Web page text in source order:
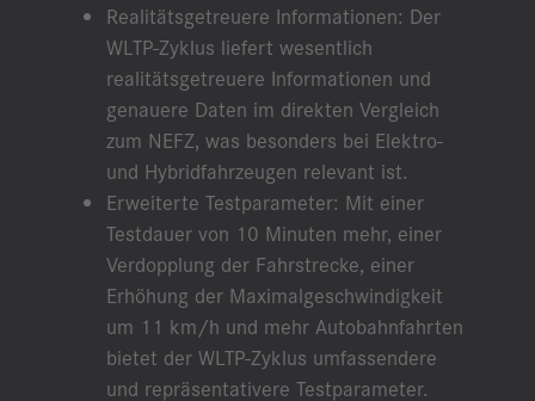
Realitätsgetreuere Informationen: Der
WLTP-Zyklus liefert wesentlich
realitätsgetreuere Informationen und
genauere Daten im direkten Vergleich
zum NEFZ, was besonders bei Elektro-
und Hybridfahrzeugen relevant ist.
Erweiterte Testparameter: Mit einer
Testdauer von 10 Minuten mehr, einer
Verdopplung der Fahrstrecke, einer
Erhöhung der Maximalgeschwindigkeit
um 11 km/h und mehr Autobahnfahrten
bietet der WLTP-Zyklus umfassendere
und repräsentativere Testparameter.